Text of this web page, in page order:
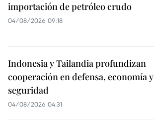
importación de petróleo crudo
04/08/2026 09:18
Indonesia y Tailandia profundizan
cooperación en defensa, economía y
seguridad
04/08/2026 04:31